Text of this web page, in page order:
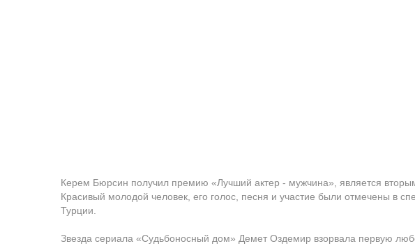
Керем Бюрсин получил премию «Лучший актер - мужчина», является
Красивый молодой человек, его голос, песня и участие были отмечены в
Турции.
Звезда сериала «Судьбоносный дом» Демет Оздемир взорвала первую